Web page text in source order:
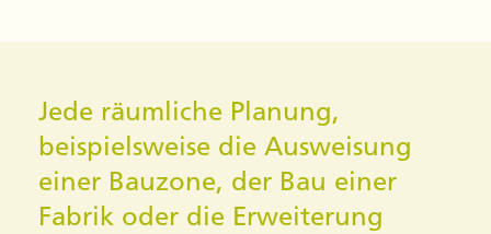
Jede räumliche Planung,
beispielsweise die Ausweisung
einer Bauzone, der Bau einer
Fabrik oder die Erweiterung